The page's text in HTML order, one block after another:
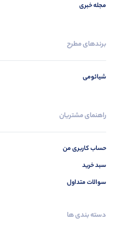
مجله خبری
برندهای مطرح
شیائومی
راهنمای مشتریان
حساب کاربری من
سبد خرید
سوالات متداول
دسته بندی ها